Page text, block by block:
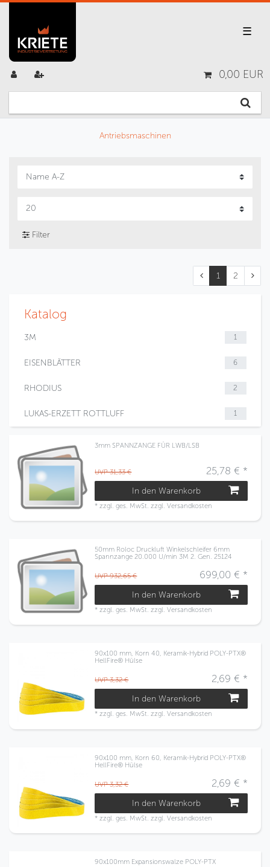
☰
0,00 EUR
Antriebsmaschinen
Filter
1 2
Katalog
3M 1
EISENBLÄTTER 6
RHODIUS 2
LUKAS-ERZETT ROTTLUFF 1
3mm SPANNZANGE FÜR LWB/LSB
UVP 31,33 € 25,78 € *
In den Warenkorb
*zzgl. ges. MwSt. zzgl.Versandkosten
50mm Roloc Druckluft Winkelschleifer 6mm
Spannzange 20.000 U/min 3M 2. Gen. 25124
UVP 932,65 € 699,00 € *
In den Warenkorb
*zzgl. ges. MwSt. zzgl.Versandkosten
90x100 mm, Korn 40, Keramik-Hybrid POLY-PTX®
HellFire® Hülse
UVP 3,32 € 2,69 € *
In den Warenkorb
*zzgl. ges. MwSt. zzgl.Versandkosten
90x100 mm, Korn 60, Keramik-Hybrid POLY-PTX®
HellFire® Hülse
UVP 3,32 € 2,69 € *
In den Warenkorb
*zzgl. ges. MwSt. zzgl.Versandkosten
90x100mm Expansionswalze POLY-PTX